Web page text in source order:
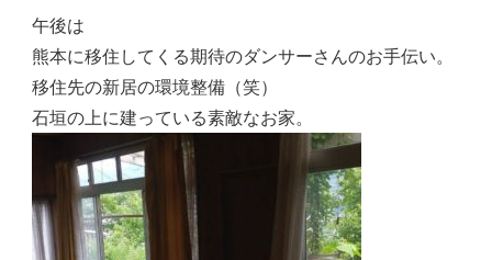
午後は
熊本に移住してくる期待のダンサーさんのお手伝い。
移住先の新居の環境整備（笑）
石垣の上に建っている素敵なお家。